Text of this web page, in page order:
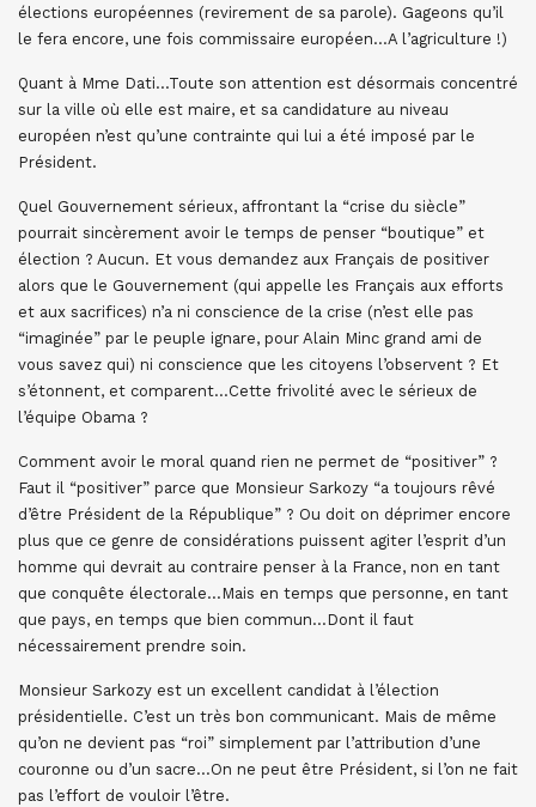
élections européennes (revirement de sa parole). Gageons qu’il
le fera encore, une fois commissaire européen…A l’agriculture !)
Quant à Mme Dati…Toute son attention est désormais concentré
sur la ville où elle est maire, et sa candidature au niveau
européen n’est qu’une contrainte qui lui a été imposé par le
Président.
Quel Gouvernement sérieux, affrontant la “crise du siècle”
pourrait sincèrement avoir le temps de penser “boutique” et
élection ? Aucun. Et vous demandez aux Français de positiver
alors que le Gouvernement (qui appelle les Français aux efforts
et aux sacrifices) n’a ni conscience de la crise (n’est elle pas
“imaginée” par le peuple ignare, pour Alain Minc grand ami de
vous savez qui) ni conscience que les citoyens l’observent ? Et
s’étonnent, et comparent…Cette frivolité avec le sérieux de
l’équipe Obama ?
Comment avoir le moral quand rien ne permet de “positiver” ?
Faut il “positiver” parce que Monsieur Sarkozy “a toujours rêvé
d’être Président de la République” ? Ou doit on déprimer encore
plus que ce genre de considérations puissent agiter l’esprit d’un
homme qui devrait au contraire penser à la France, non en tant
que conquête électorale…Mais en temps que personne, en tant
que pays, en temps que bien commun…Dont il faut
nécessairement prendre soin.
Monsieur Sarkozy est un excellent candidat à l’élection
présidentielle. C’est un très bon communicant. Mais de même
qu’on ne devient pas “roi” simplement par l’attribution d’une
couronne ou d’un sacre…On ne peut être Président, si l’on ne fait
pas l’effort de vouloir l’être.